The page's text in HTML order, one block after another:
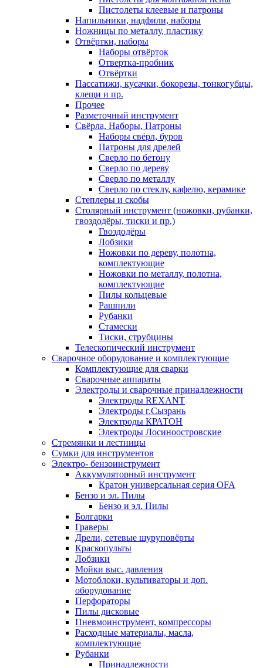
Пистолеты клеевые и патроны
Напильники, надфили, наборы
Ножницы по металлу, пластику
Отвёртки, наборы
Наборы отвёрток
Отвертка-пробник
Отвёртки
Пассатижи, кусачки, бокорезы, тонкогубцы,
клещи и пр.
Прочее
Разметочный инструмент
Свёрла, Наборы, Патроны
Наборы свёрл, буров
Патроны для дрелей
Сверло по бетону
Сверло по дереву
Сверло по металлу
Сверло по стеклу, кафелю, керамике
Степлеры и скобы
Столярный инструмент (ножовки, рубанки,
гвоздодёры, тиски и пр.)
Гвоздодёры
Лобзики
Ножовки по дереву, полотна,
комплектующие
Ножовки по металлу, полотна,
комплектующие
Пилы кольцевые
Рашпили
Рубанки
Стамески
Тиски, струбцины
Телескопический инструмент
Сварочное оборудование и комплектующие
Комплектующие для сварки
Сварочные аппараты
Электроды и сварочные принадлежности
Электроды REXANT
Электроды г.Сызрань
Электроды КРАТОН
Электроды Лосиноостровские
Стремянки и лестницы
Сумки для инструментов
Электро- бензоинструмент
Аккумуляторный инструмент
Кратон универсальная серия OFA
Бензо и эл. Пилы
Бензо и эл. Пилы
Болгарки
Граверы
Дрели, сетевые шуруповёрты
Краскопульты
Лобзики
Мойки выс. давления
Мотоблоки, культиваторы и доп.
оборудование
Перфораторы
Пилы дисковые
Пневмоинструмент, компрессоры
Расходные материалы, масла,
комплектующие
Рубанки
Принадлежности